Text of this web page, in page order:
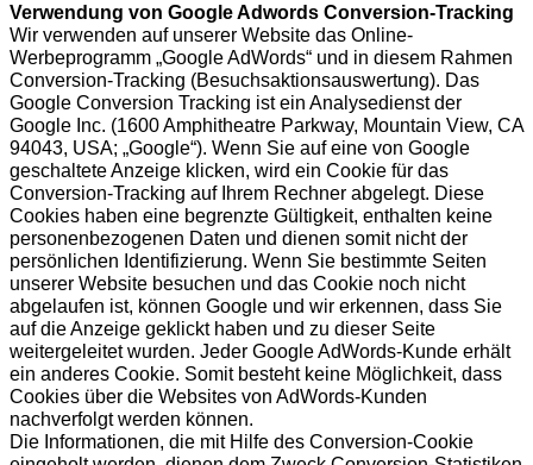
Verwendung von Google Adwords Conversion-Tracking
Wir verwenden auf unserer Website das Online-
Werbeprogramm „Google AdWords“ und in diesem Rahmen
Conversion-Tracking (Besuchsaktionsauswertung). Das
Google Conversion Tracking ist ein Analysedienst der
Google Inc. (1600 Amphitheatre Parkway, Mountain View, CA
94043, USA; „Google“). Wenn Sie auf eine von Google
geschaltete Anzeige klicken, wird ein Cookie für das
Conversion-Tracking auf Ihrem Rechner abgelegt. Diese
Cookies haben eine begrenzte Gültigkeit, enthalten keine
personenbezogenen Daten und dienen somit nicht der
persönlichen Identifizierung. Wenn Sie bestimmte Seiten
unserer Website besuchen und das Cookie noch nicht
abgelaufen ist, können Google und wir erkennen, dass Sie
auf die Anzeige geklickt haben und zu dieser Seite
weitergeleitet wurden. Jeder Google AdWords-Kunde erhält
ein anderes Cookie. Somit besteht keine Möglichkeit, dass
Cookies über die Websites von AdWords-Kunden
nachverfolgt werden können.
Die Informationen, die mit Hilfe des Conversion-Cookie